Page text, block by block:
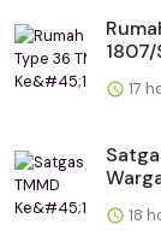
17
18